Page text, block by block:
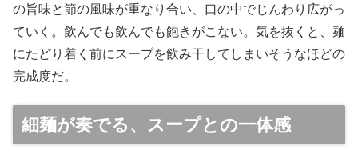
の旨味と節の風味が重なり合い、口の中でじんわり広がっ
ていく。飲んでも飲んでも飽きがこない。気を抜くと、麺
にたどり着く前にスープを飲み干してしまいそうなほどの
完成度だ。
細麺が奏でる、スープとの一体感